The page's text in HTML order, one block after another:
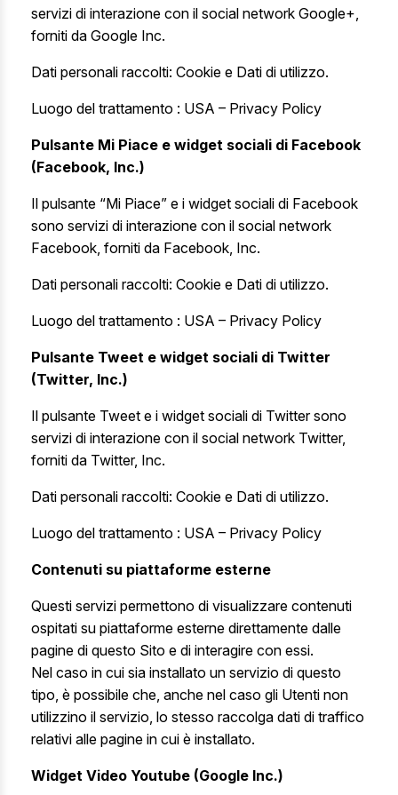
servizi di interazione con il social network Google+,
forniti da Google Inc.
Dati personali raccolti: Cookie e Dati di utilizzo.
Luogo del trattamento : USA – Privacy Policy
Pulsante Mi Piace e widget sociali di Facebook
(Facebook, Inc.)
Il pulsante “Mi Piace” e i widget sociali di Facebook
sono servizi di interazione con il social network
Facebook, forniti da Facebook, Inc.
Dati personali raccolti: Cookie e Dati di utilizzo.
Luogo del trattamento : USA – Privacy Policy
Pulsante Tweet e widget sociali di Twitter
(Twitter, Inc.)
Il pulsante Tweet e i widget sociali di Twitter sono
servizi di interazione con il social network Twitter,
forniti da Twitter, Inc.
Dati personali raccolti: Cookie e Dati di utilizzo.
Luogo del trattamento : USA – Privacy Policy
Contenuti su piattaforme esterne
Questi servizi permettono di visualizzare contenuti
ospitati su piattaforme esterne direttamente dalle
pagine di questo Sito e di interagire con essi.
Nel caso in cui sia installato un servizio di questo
tipo, è possibile che, anche nel caso gli Utenti non
utilizzino il servizio, lo stesso raccolga dati di traffico
relativi alle pagine in cui è installato.
Widget Video Youtube (Google Inc.)